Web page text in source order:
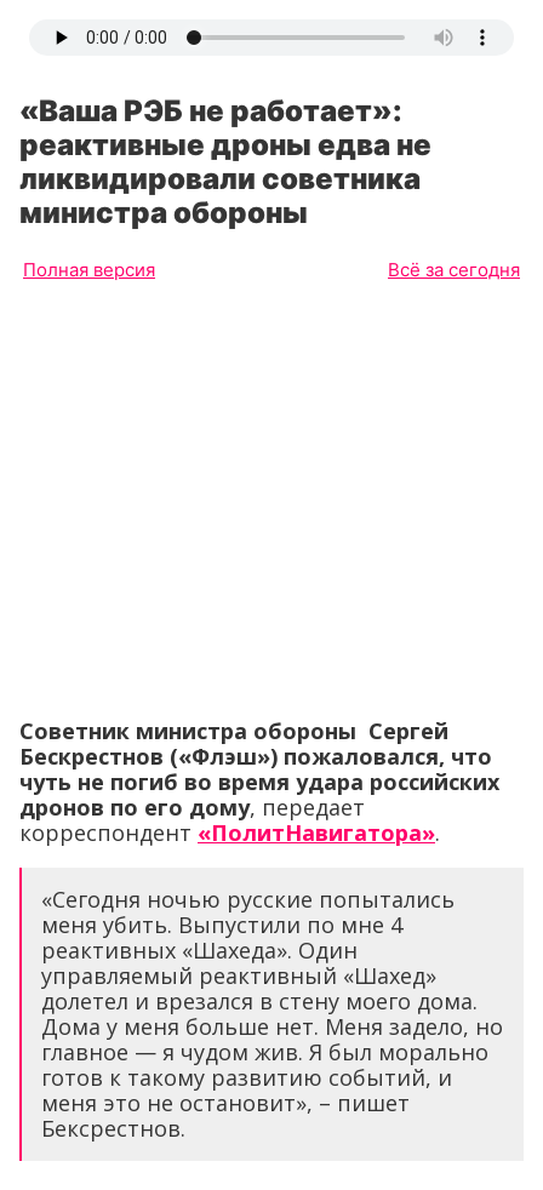
«Ваша РЭБ не работает»:
реактивные дроны едва не
ликвидировали советника
министра обороны
Полная версия Всё за сегодня
Советник министра обороны Сергей
Бескрестнов («Флэш») пожаловался, что
чуть не погиб во время удара российских
дронов по его дому, передает
корреспондент «ПолитНавигатора».
«Сегодня ночью русские попытались
меня убить. Выпустили по мне 4
реактивных «Шахеда». Один
управляемый реактивный «Шахед»
долетел и врезался в стену моего дома.
Дома у меня больше нет. Меня задело, но
главное — я чудом жив. Я был морально
готов к такому развитию событий, и
меня это не остановит», – пишет
Бексрестнов.